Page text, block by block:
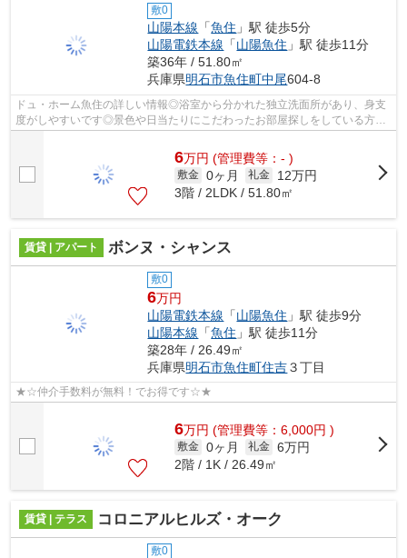
敷0
山陽本線 「魚住 」駅 徒歩5分
山陽電鉄本線 「山陽魚住 」駅 徒歩11分
築36年 / 51.80㎡
兵庫県明石市魚住町中尾604-8
ドュ・ホーム魚住の詳しい情報◎浴室から分かれた独立洗面所があり、身支
度がしやすいです◎景色や日当たりにこだわったお部屋探しをしている方に
6万円 (管理費等：- )
敷金 0ヶ月 礼金
12万円
3階 / 2LDK / 51.80㎡
賃貸 | アパート ボンヌ・シャンス
敷0
6万円
山陽電鉄本線 「山陽魚住 」駅 徒歩9分
山陽本線 「魚住 」駅 徒歩11分
築28年 / 26.49㎡
兵庫県明石市魚住町住吉３丁目
★☆仲介手数料が無料！でお得です☆★
6万円 (管理費等：6,000円 )
敷金 0ヶ月 礼金 6万円
2階 / 1K / 26.49㎡
賃貸 | テラス コロニアルヒルズ・オーク
敷0